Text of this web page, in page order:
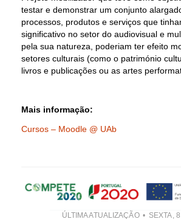
testar e demonstrar um conjunto
processos, produtos e serviços que
significativo no setor do audiovisual e
pela sua natureza, poderiam ter efeito
setores culturais (como o património
livros e publicações ou as artes
Mais informação:
Cursos – Moodle @ UAb
ÚLTIMA ATUALIZAÇÃO SEXTA,